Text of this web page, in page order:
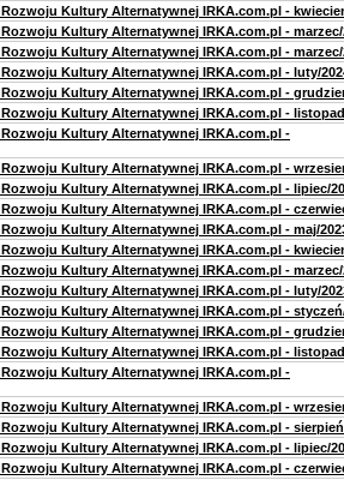
Kultury Alternatywnej IRKA.com.pl -
Kultury Alternatywnej IRKA.com.pl - marzec/
Kultury Alternatywnej IRKA.com.pl - marzec/
Kultury Alternatywnej IRKA.com.pl - luty/
Kultury Alternatywnej IRKA.com.pl -
Kultury Alternatywnej IRKA.com.pl -
Kultury Alternatywnej IRKA.com.pl -
Kultury Alternatywnej IRKA.com.pl -
Kultury Alternatywnej IRKA.com.pl - lipiec/
Kultury Alternatywnej IRKA.com.pl -
Kultury Alternatywnej IRKA.com.pl - maj/
Kultury Alternatywnej IRKA.com.pl -
Kultury Alternatywnej IRKA.com.pl - marzec/
Kultury Alternatywnej IRKA.com.pl - luty/
Kultury Alternatywnej IRKA.com.pl -
Kultury Alternatywnej IRKA.com.pl -
Kultury Alternatywnej IRKA.com.pl -
Kultury Alternatywnej IRKA.com.pl -
Kultury Alternatywnej IRKA.com.pl -
Kultury Alternatywnej IRKA.com.pl -
Kultury Alternatywnej IRKA.com.pl - lipiec/
Kultury Alternatywnej IRKA.com.pl -